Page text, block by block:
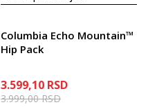
Columbia Echo Mountain™
Hip Pack
3.599,10 RSD
3.999,00RSD